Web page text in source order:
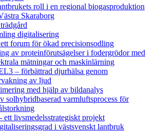
roll i en regional biogasproduktion
Skaraborg
digitalisering
forum för ökad precisionsodling
av proteinförutsägelser i fodergrödor med
mätningar och maskinlärning
– förbättrad djurhälsa genom
av ljud
med hjälp av bildanalys
solhybridbaserad varmluftsprocess för
ett livsmedelsstrategiskt projekt
i västsvenskt lantbruk